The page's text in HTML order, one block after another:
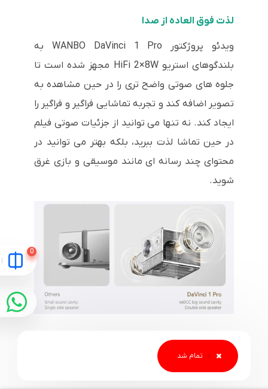
لذت فوق العاده از صدا
ویدئو پروژکتور WANBO DaVinci 1 Pro به
بلندگوهای استریو HiFi 2×8W مجهز شده است تا
جلوه های صوتی واضح تری را در حین مشاهده به
تصویر اضافه کند و تجربه تماشایی فراگیر و فراگیر را
ایجاد کند. نه تنها می توانید از جزئیات صوتی فیلم
در حین تماشا لذت ببرید، بلکه بهتر می توانید در
محتوای چند رسانه ای مانند موسیقی و بازی غرق
شوید.
آخرین سیستم عامل